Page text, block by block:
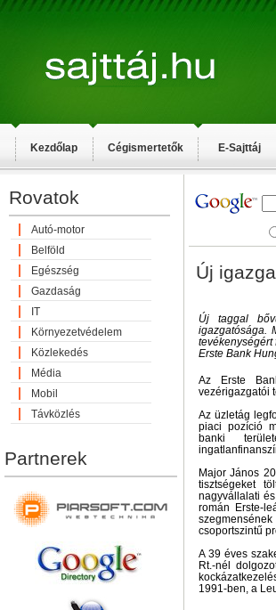
Kezdőlap Cégismertetők E-Sajttáj
Rovatok
Autó-motor
Belföld
Egészség
Gazdaság
IT
Környezetvédelem
Közlekedés
Média
Mobil
Távközlés
Partnerek
Új
Új taggal
igazgatósága.
tevékenységért
Erste Bank
Az Erste
vezérigazgatói
Az üzletág
piaci pozíció
banki
Major János
tisztségeket
nagyvállalati
román Erste-
csoportszintű
A 39 éves
Rt.-nél
1991-ben, a